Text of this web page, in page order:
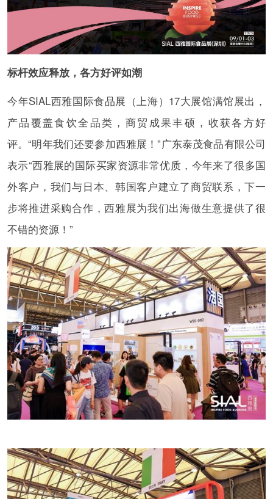
标杆效应释放，各方好评如潮
今年SIAL西雅国际食品展（上海）17大展馆满馆展出，
产品覆盖食饮全品类，商贸成果丰硕，收获各方好
评。“明年我们还要参加西雅展！”广东泰茂食品有限公司
表示“西雅展的国际买家资源非常优质，今年来了很多国
外客户，我们与日本、韩国客户建立了商贸联系，下一
步将推进采购合作，西雅展为我们出海做生意提供了很
不错的资源！”